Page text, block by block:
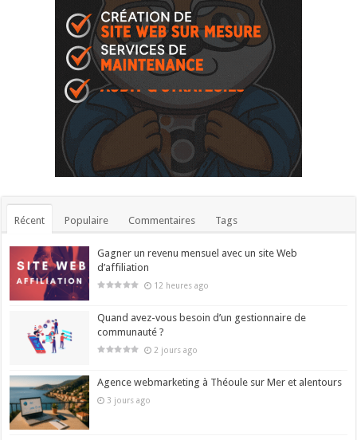
Récent Populaire Commentaires Tags
Gagner un revenu mensuel avec un site Web
d’affiliation
12 heures ago
Quand avez-vous besoin d’un gestionnaire de
communauté ?
2 jours ago
Agence webmarketing à Théoule sur Mer et alentours
3 jours ago